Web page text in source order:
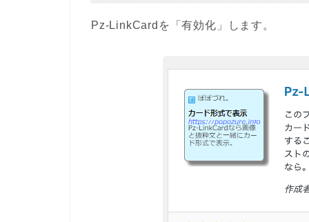
Pz-LinkCardを 「有効化」 します。